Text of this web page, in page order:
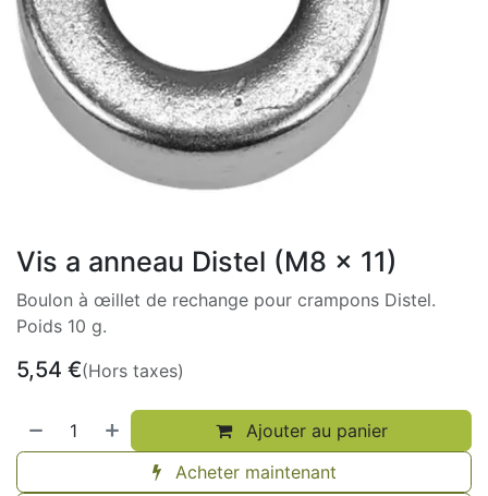
Vis a anneau Distel (M8 x 11)
Boulon à œillet de rechange pour crampons Distel.
Poids 10 g.
5,54 €(Hors taxes)
Ajouter au panier
Acheter maintenant